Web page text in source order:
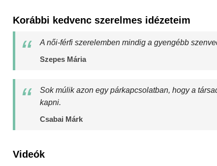
Korábbi kedvenc szerelmes idézeteim
A női-férfi szerelemben mindig a gyengébb
Szepes Mária
Sok múlik azon egy párkapcsolatban, hogy a
kapni.
Csabai Márk
Videók